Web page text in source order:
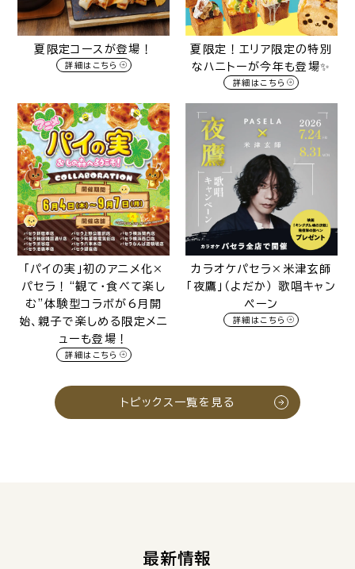
夏限定コースが登場！
詳細はこちら
夏限定！エリア限定の特別
なハニトーが今年も登場✨️
詳細はこちら
「パイの実」初のアニメ化×
パセラ！“観て・食べて楽し
む”体験型コラボが6月開
始、親子で楽しめる限定メニ
ューも登場！
詳細はこちら
カラオケパセラ×米津玄師
「夜鷹」（よだか） 歌唱キャン
ペーン
詳細はこちら
トピックス一覧を見る
最新情報